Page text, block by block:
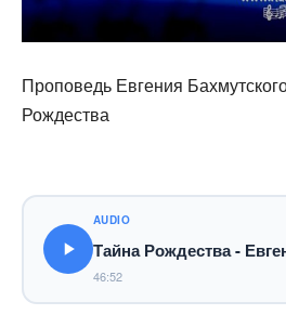
Проповедь Евгения
Рождества
AUDIO
Тайна Рождества -
46:52